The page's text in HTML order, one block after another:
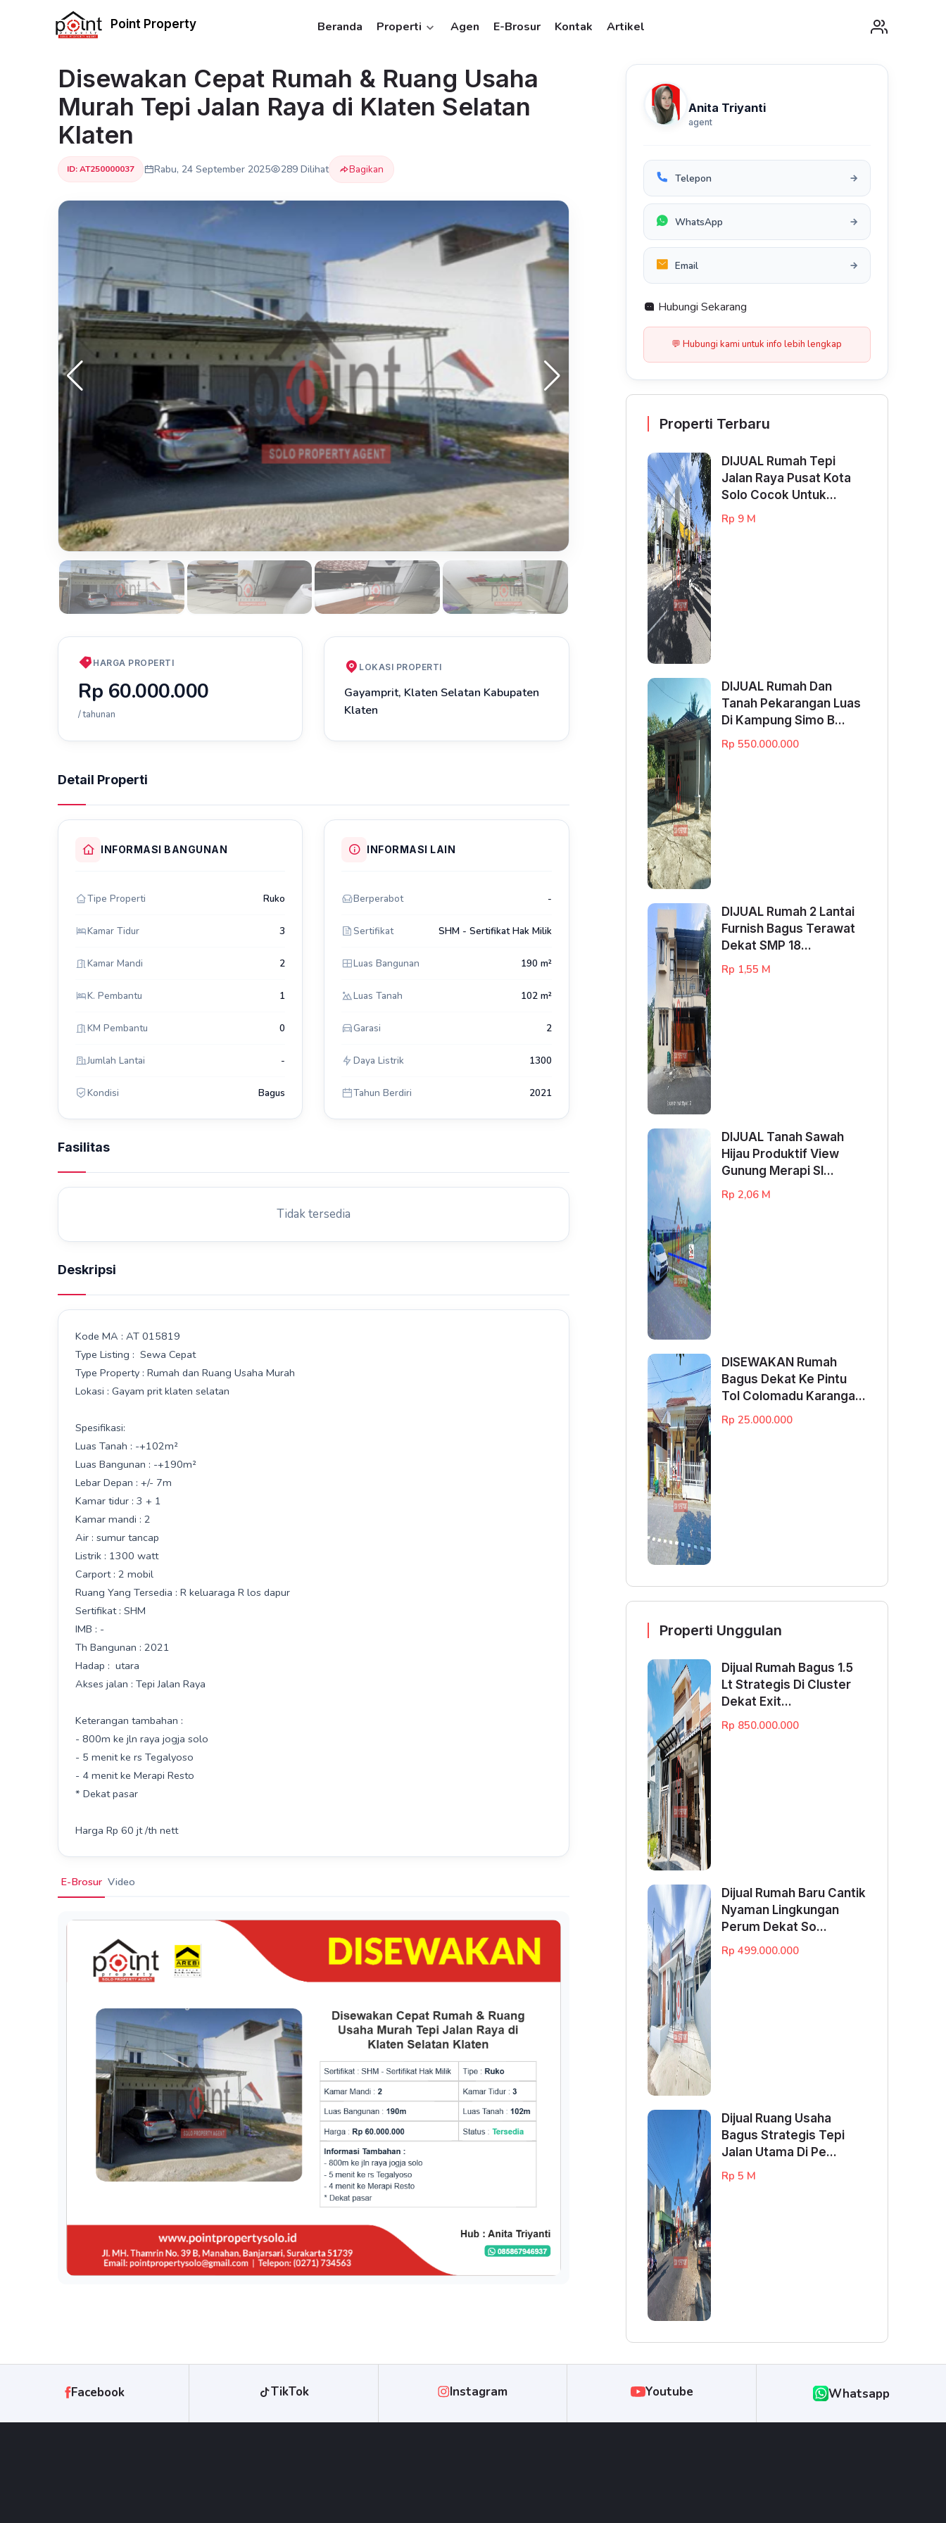
Point Property Beranda Properti Agen E-Brosur Kontak Artikel
Disewakan Cepat Rumah & Ruang Usaha
Murah Tepi Jalan Raya di Klaten Selatan
Klaten
ID: AT250000037 Rabu, 24 September 2025 289 Dilihat Bagikan
HARGA PROPERTI
Rp 60.000.000
/ tahunan
LOKASI PROPERTI
Gayamprit, Klaten Selatan Kabupaten
Klaten
Detail Properti
INFORMASI BANGUNAN
Tipe Properti Ruko
Kamar Tidur 3
Kamar Mandi 2
K. Pembantu 1
KM Pembantu 0
Jumlah Lantai -
Kondisi Bagus
INFORMASI LAIN
Berperabot -
Sertifikat SHM - Sertifikat Hak Milik
Luas Bangunan 190 m²
Luas Tanah 102 m²
Garasi 2
Daya Listrik 1300
Tahun Berdiri 2021
Fasilitas
Tidak tersedia
Deskripsi
Kode MA : AT 015819
Type Listing : Sewa Cepat
Type Property : Rumah dan Ruang Usaha Murah
Lokasi : Gayam prit klaten selatan
Spesifikasi:
Luas Tanah : -+102m²
Luas Bangunan : -+190m²
Lebar Depan : +/- 7m
Kamar tidur : 3 + 1
Kamar mandi : 2
Air : sumur tancap
Listrik : 1300 watt
Carport : 2 mobil
Ruang Yang Tersedia : R keluaraga R los dapur
Sertifikat : SHM
IMB : -
Th Bangunan : 2021
Hadap : utara
Akses jalan : Tepi Jalan Raya
Keterangan tambahan :
- 800m ke jln raya jogja solo
- 5 menit ke rs Tegalyoso
- 4 menit ke Merapi Resto
* Dekat pasar
Harga Rp 60 jt /th nett
E-Brosur Video
Anita Triyanti
agent
Telepon
WhatsApp
Email
Hubungi Sekarang
💬 Hubungi kami untuk info lebih lengkap
Properti Terbaru
DIJUAL Rumah Tepi
Jalan Raya Pusat Kota
Solo Cocok Untuk...
Rp 9 M
DIJUAL Rumah Dan
Tanah Pekarangan Luas
Di Kampung Simo B...
Rp 550.000.000
DIJUAL Rumah 2 Lantai
Furnish Bagus Terawat
Dekat SMP 18...
Rp 1,55 M
DIJUAL Tanah Sawah
Hijau Produktif View
Gunung Merapi Sl...
Rp 2,06 M
DISEWAKAN Rumah
Bagus Dekat Ke Pintu
Tol Colomadu Karanga...
Rp 25.000.000
Properti Unggulan
Dijual Rumah Bagus 1.5
Lt Strategis Di Cluster
Dekat Exit...
Rp 850.000.000
Dijual Rumah Baru Cantik
Nyaman Lingkungan
Perum Dekat So...
Rp 499.000.000
Dijual Ruang Usaha
Bagus Strategis Tepi
Jalan Utama Di Pe...
Rp 5 M
Facebook TikTok Instagram Youtube Whatsapp